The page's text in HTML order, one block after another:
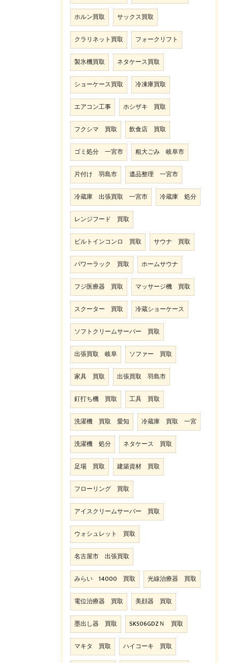
ホルン買取 サックス買取
クラリネット買取 フォークリフト
製氷機買取 ネタケース買取
ショーケース買取 冷凍庫買取
エアコン工事 ホシザキ 買取
フクシマ 買取 飲食店 買取
ゴミ処分 一宮市 粗大ごみ 岐阜市
片付け 羽島市 遺品整理 一宮市
冷蔵庫 出張買取 一宮市 冷蔵庫 処分
レンジフード 買取
ビルトインコンロ 買取 サウナ 買取
パワーラック 買取 ホームサウナ
フジ医療器 買取 マッサージ機 買取
スクーター 買取 冷蔵ショーケース
ソフトクリームサーバー 買取
出張買取 岐阜 ソファー 買取
家具 買取 出張買取 羽島市
釘打ち機 買取 工具 買取
洗濯機 買取 愛知 冷蔵庫 買取 一宮
洗濯機 処分 ネタケース 買取
足場 買取 建築資材 買取
フローリング 買取
アイスクリームサーバー 買取
ウォシュレット 買取
名古屋市 出張買取
みらい 14000 買取 光線治療器 買取
電位治療器 買取 美顔器 買取
墨出し器 買取 SK506GDZＮ 買取
マキタ 買取 ハイコーキ 買取